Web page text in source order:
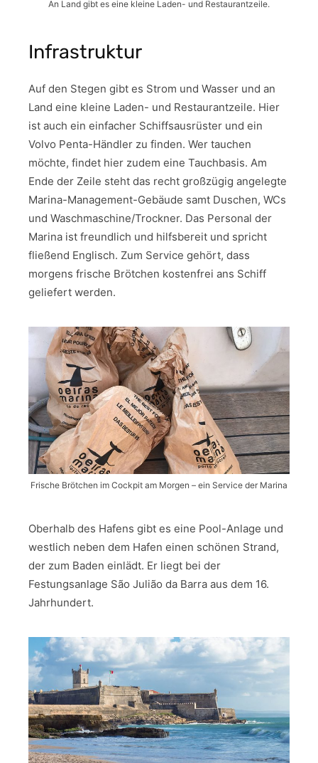
An Land gibt es eine kleine Laden- und Restaurantzeile.
Infrastruktur
Auf den Stegen gibt es Strom und Wasser und an
Land eine kleine Laden- und Restaurantzeile. Hier
ist auch ein einfacher Schiffsausrüster und ein
Volvo Penta-Händler zu finden. Wer tauchen
möchte, findet hier zudem eine Tauchbasis. Am
Ende der Zeile steht das recht großzügig angelegte
Marina-Management-Gebäude samt Duschen, WCs
und Waschmaschine/Trockner. Das Personal der
Marina ist freundlich und hilfsbereit und spricht
fließend Englisch. Zum Service gehört, dass
morgens frische Brötchen kostenfrei ans Schiff
geliefert werden.
Frische Brötchen im Cockpit am Morgen – ein Service der Marina
Oberhalb des Hafens gibt es eine Pool-Anlage und
westlich neben dem Hafen einen schönen Strand,
der zum Baden einlädt. Er liegt bei der
Festungsanlage São Julião da Barra aus dem 16.
Jahrhundert.